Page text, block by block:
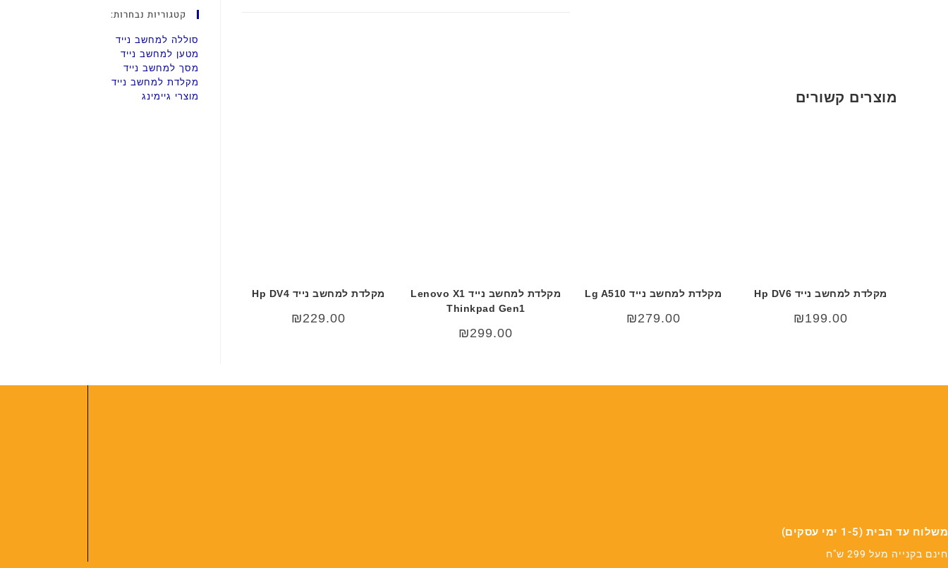
מוצרים קשורים
מקלדת למחשב נייד Hp DV6
₪199.00
מקלדת למחשב נייד Lg A510
₪279.00
מקלדת למחשב נייד Lenovo X1
Thinkpad Gen1
₪299.00
מקלדת למחשב נייד Hp DV4
₪229.00
קטגוריות נבחרות:
סוללה למחשב נייד
מטען למחשב נייד
מסך למחשב נייד
מקלדת למחשב נייד
מוצרי גיימינג
משלוח עד הבית (1-5 ימי עסקים)
חינם בקנייה מעל 299 ש"ח